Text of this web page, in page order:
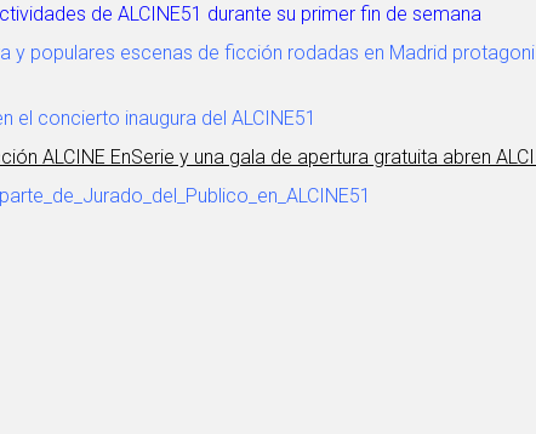
de ALCINE51 durante su primer fin de semana
y populares escenas de ficción rodadas en Madrid
el concierto inaugura del ALCINE51
ALCINE EnSerie y una gala de apertura gratuita abren